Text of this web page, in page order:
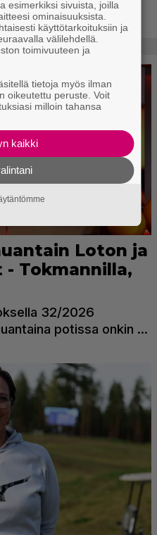
esimerkiksi sivuista, joilla
ominaisuuksista.
käyttötarkoituksiin ja
välilehdellä.
toimivuuteen ja
tietoja myös ilman
oikeutettu peruste. Voit
milloin tahansa
kaikki